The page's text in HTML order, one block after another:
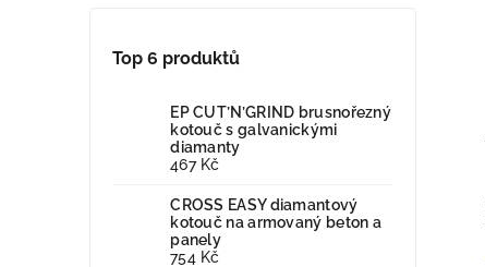
Top 6 produktů
EP CUT’N’GRIND brusnořezný
kotouč s galvanickými
diamanty
467 Kč
CROSS EASY diamantový
kotouč na armovaný beton a
panely
754 Kč